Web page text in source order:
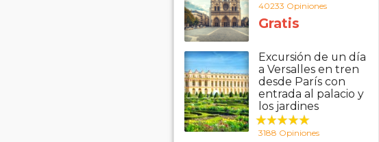
40233 Opiniones
Gratis
Excursión de un día
a Versalles en tren
desde París con
entrada al palacio y
los jardines
3188 Opiniones